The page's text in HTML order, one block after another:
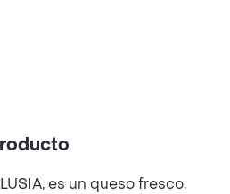
es un queso fresco,